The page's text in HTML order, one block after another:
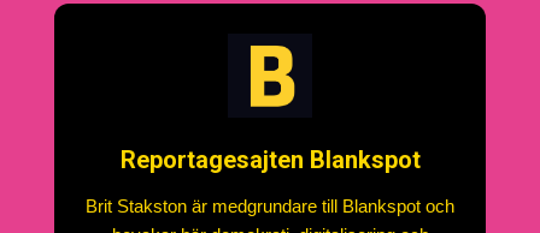
Reportagesajten Blankspot
Brit Stakston är medgrundare till Blankspot och